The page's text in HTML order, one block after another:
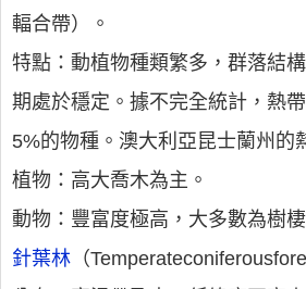
輻合帶）。
特點：動植物種類繁多，群落結
期處於穩定。據不完全統計，熱
5%的物種。澳大利亞昆士蘭州的
植物：高大喬木為主。
動物：豐富度極高，大多數為樹
針葉林 （